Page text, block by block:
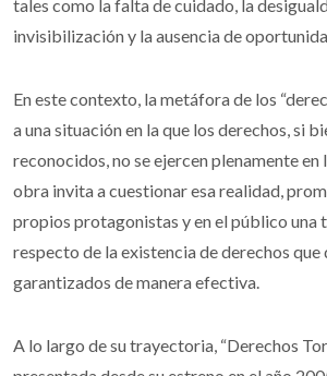
tales como la falta de cuidado, la
invisibilización y la ausencia de
En este contexto, la metáfora de los
a una situación en la que los derechos, si
reconocidos, no se ejercen plenamente en
obra invita a cuestionar esa realidad,
propios protagonistas y en el público una
respecto de la existencia de derechos que
garantizados de manera efectiva.
A lo largo de su trayectoria, “Derechos